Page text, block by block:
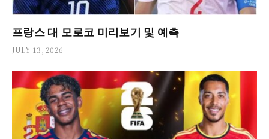
프랑스 대 모로코 미리보기 및 예측
JULY 13, 2026